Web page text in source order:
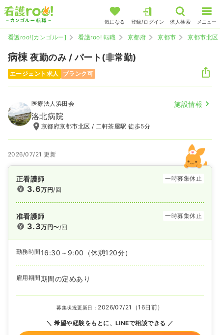
気になる 登録/ログイン 求人検索 メニュー
看護roo![カンゴルー] 看護roo! 転職 京都府 京都市 京都市北区
病棟夜勤のみ / パート(非常勤)
エージェント求人 ブランク可
医療法人浜田会 施設情報
洛北病院
京都府京都市北区 / 二軒茶屋駅 徒歩5分
2026/07/21 更新
正看護師 一時募集休止
3.6万円/回
准看護師 一時募集休止
3.3万円〜/回
勤務時間 16:30～9:00 （休憩120分）
雇用期間期間の定めあり
募集状況更新日： 2026/07/21（16日前）
希望や経験をもとに、LINEで相談できる